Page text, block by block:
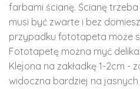
farbami ścianę. Ścianę
musi być zwarte i bez
przypadku fototapeta może
Fototapetę można myć
Klejona na zakładkę 1-2cm -
widoczna bardziej na